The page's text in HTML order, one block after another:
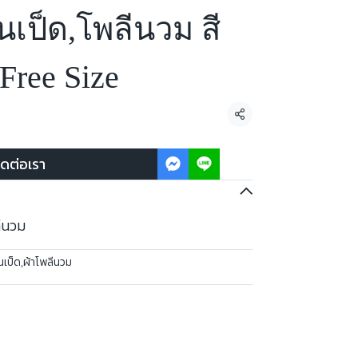
เป็ด,โพลีนวม สี
Size
แชร์
ต่อเรา
วม
ป็ด,ผ้าโพลีนวม